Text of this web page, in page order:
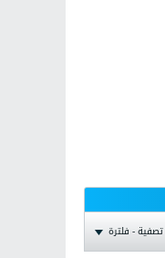
تصفية - فلترة